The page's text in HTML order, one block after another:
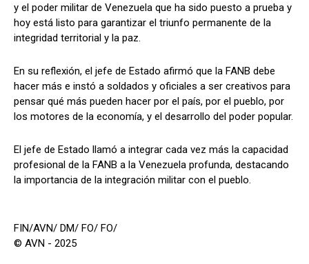
y el poder militar de Venezuela que ha sido puesto a prueba y
hoy está listo para garantizar el triunfo permanente de la
integridad territorial y la paz.
En su reflexión, el jefe de Estado afirmó que la FANB debe
hacer más e instó a soldados y oficiales a ser creativos para
pensar qué más pueden hacer por el país, por el pueblo, por
los motores de la economía, y el desarrollo del poder popular.
El jefe de Estado llamó a integrar cada vez más la capacidad
profesional de la FANB a la Venezuela profunda, destacando
la importancia de la integración militar con el pueblo.
FIN/AVN/ DM/ FO/ FO/
© AVN - 2025